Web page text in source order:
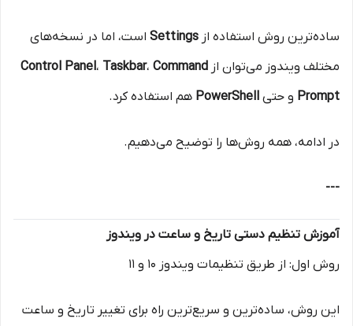
ساده‌ترین روش استفاده از Settings است، اما در نسخه‌های
مختلف ویندوز می‌توان از
Control Panel، Taskbar، Command
Prompt و حتی PowerShell هم استفاده کرد.
در ادامه، همه روش‌ها را توضیح می‌دهیم.
---
آموزش تنظیم دستی تاریخ و ساعت در ویندوز
روش اول: از طریق تنظیمات ویندوز 10 و 11
این روش، ساده‌ترین و سریع‌ترین راه برای تغییر تاریخ و ساعت